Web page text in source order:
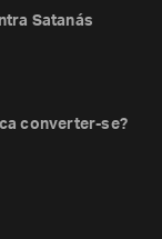
Satanás
converter-se?